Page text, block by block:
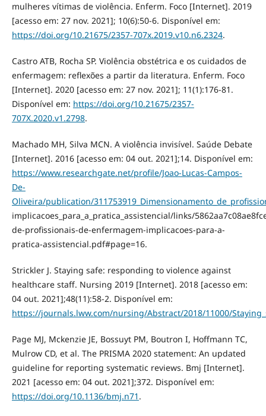
mulheres vítimas de violência. Enferm. Foco [Internet]. 2019
[acesso em: 27 nov. 2021]; 10(6):50-6. Disponível em:
https://doi.org/10.21675/2357-707x.2019.v10.n6.2324.
Castro ATB, Rocha SP. Violência obstétrica e os cuidados de
enfermagem: reflexões a partir da literatura. Enferm. Foco
[Internet]. 2020 [acesso em: 27 nov. 2021]; 11(1):176-81.
Disponível em: https://doi.org/10.21675/2357-
707X.2020.v1.2798.
Machado MH, Silva MCN. A violência invisível. Saúde Debate
[Internet]. 2016 [acesso em: 04 out. 2021];14. Disponível em:
https://www.researchgate.net/profile/Joao-Lucas-Campos-
De-
Oliveira/publication/
implicacoes_para_a_pratica_assistencial/links/
de-profissionais-de-enfermagem-implicacoes-para-a-
pratica-assistencial.pdf#page=16.
Strickler J. Staying safe: responding to violence against
healthcare staff. Nursing 2019 [Internet]. 2018 [acesso em:
04 out. 2021];48(11):58-2. Disponível em:
https://journals.lww.com/nursing/Abstract/2018/11000/
Page MJ, Mckenzie JE, Bossuyt PM, Boutron I, Hoffmann TC,
Mulrow CD, et al. The PRISMA 2020 statement: An updated
guideline for reporting systematic reviews. Bmj [Internet].
2021 [acesso em: 04 out. 2021];372. Disponível em:
https://doi.org/10.1136/bmj.n71 .